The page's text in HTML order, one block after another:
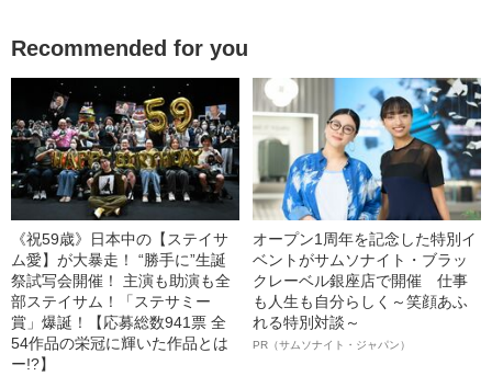
Recommended for you
《祝59歳》日本中の【ステイサ
ム愛】が大暴走！ “勝手に”生誕
祭試写会開催！ 主演も助演も全
部ステイサム！「ステサミー
賞」爆誕！【応募総数941票 全
54作品の栄冠に輝いた作品とは
ー!?】
オープン1周年を記念した特別イ
ベントがサムソナイト・ブラッ
クレーベル銀座店で開催 仕事
も人生も自分らしく～笑顔あふ
れる特別対談～
PR（サムソナイト・ジャパン）